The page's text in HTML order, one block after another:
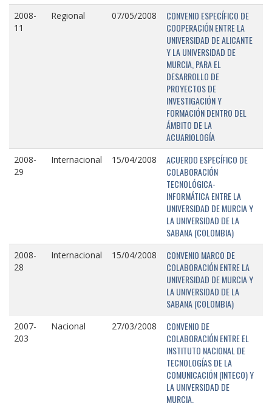
2008-
11
Regional 07/05/2008
CONVENIO ESPECÍFICO DE
COOPERACIÓN ENTRE LA
UNIVERSIDAD DE ALICANTE
Y LA UNIVERSIDAD DE
MURCIA, PARA EL
DESARROLLO DE
PROYECTOS DE
INVESTIGACIÓN Y
FORMACIÓN DENTRO DEL
ÁMBITO DE LA
ACUARIOLOGÍA
2008-
29
Internacional 15/04/2008
ACUERDO ESPECÍFICO DE
COLABORACIÓN
TECNOLÓGICA-
INFORMÁTICA ENTRE LA
UNIVERSIDAD DE MURCIA Y
LA UNIVERSIDAD DE LA
SABANA (COLOMBIA)
2008-
28
Internacional 15/04/2008
CONVENIO MARCO DE
COLABORACIÓN ENTRE LA
UNIVERSIDAD DE MURCIA Y
LA UNIVERSIDAD DE LA
SABANA (COLOMBIA)
2007-
203
Nacional 27/03/2008
CONVENIO DE
COLABORACIÓN ENTRE EL
INSTITUTO NACIONAL DE
TECNOLOGÍAS DE LA
COMUNICACIÓN (INTECO) Y
LA UNIVERSIDAD DE
MURCIA.